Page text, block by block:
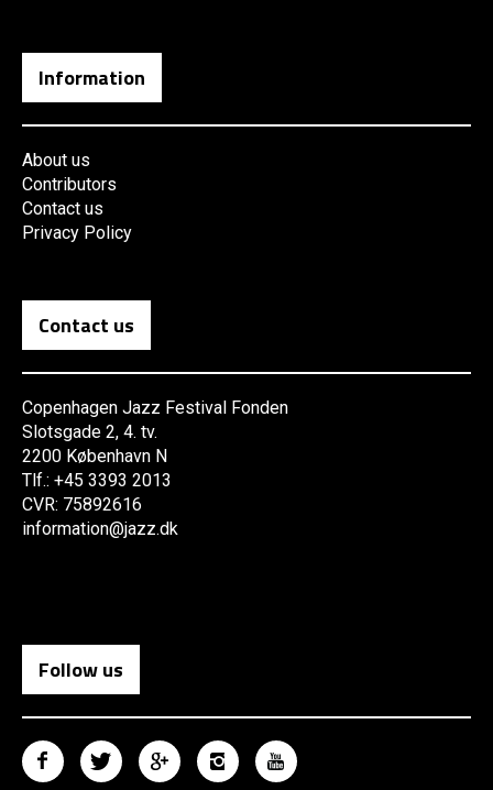
Information
About us
Contributors
Contact us
Privacy Policy
Contact us
Copenhagen Jazz Festival Fonden
Slotsgade 2, 4. tv.
2200 København N
Tlf.: +45 3393 2013
CVR: 75892616
information@jazz.dk
Follow us